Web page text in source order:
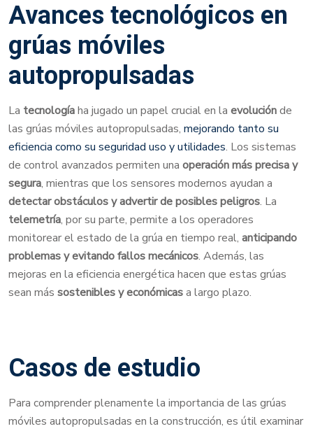
Avances tecnológicos en
grúas móviles
autopropulsadas
La tecnologíaha jugado un papel crucial en la evoluciónde
las grúas móviles autopropulsadas, mejorando tanto su
eficiencia como su seguridad uso y utilidades. Los sistemas
de control avanzados permiten una operación más precisa y
segura, mientras que los sensores modernos ayudan a
detectar obstáculos y advertir de posibles peligros. La
telemetría, por su parte, permite a los operadores
monitorear el estado de la grúa en tiempo real, anticipando
problemas y evitando fallos mecánicos. Además, las
mejoras en la eficiencia energética hacen que estas grúas
sean más sostenibles y económicasa largo plazo.
Casos de estudio
Para comprender plenamente la importancia de las grúas
móviles autopropulsadas en la construcción, es útil examinar